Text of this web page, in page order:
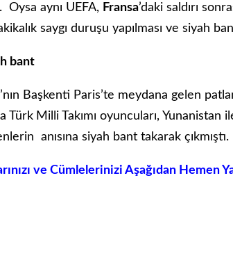
Oysa aynı UEFA, Fransa’daki saldırı
saygı duruşu yapılması ve siyah
bant
Başkenti Paris’te meydana gelen
Türk Milli Takımı oyuncuları, Yunanistan
anısına siyah bant takarak çıkmıştı.
ve Cümlelerinizi Aşağıdan Hemen